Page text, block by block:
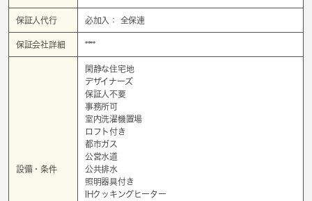
保証人代行 必加入： 全保連
保証会社詳細 ****
設備・条件
閑静な住宅地
デザイナーズ
保証人不要
事務所可
室内洗濯機置場
ロフト付き
都市ガス
公営水道
公共排水
照明器具付き
IHクッキングヒーター